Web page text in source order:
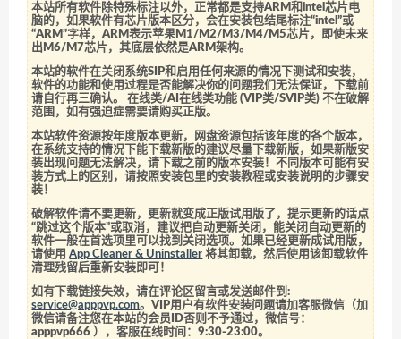
本站所有软件除特殊标注以外，正常都是支持ARM和intel芯片电
脑的，如果软件有芯片版本区分，会在安装包结尾标注“intel”或
“ARM”字样，ARM表示苹果M1/M2/M3/M4/M5芯片，即使未来
出M6/M7芯片，其底层依然是ARM架构。
本站的软件在关闭系统SIP和启用任何来源的情况下测试和安装，
软件的功能和使用过程是否能解决你的问题我们无法保证，下载前
请自行再三确认。 在线类/AI在线类功能 (VIP类/SVIP类) 不在破解
范围，如有强迫症需要请购买正版。
本站软件资源按年度版本更新，网盘资源包括该年度的各个版本，
在系统支持的情况下能下载新版的建议尽量下载新版，如果新版安
装出现问题无法解决，请下载之前的版本安装！不同版本可能有安
装方式上的区别，请按照安装包里的安装教程或安装说明的步骤安
装！
破解软件请不要更新，更新就变成正版试用版了，提示更新的话点
“跳过这个版本”或取消，建议把自动更新关闭，能关闭自动更新的
软件一般在首选项里可以找到关闭选项。如果已经更新成试用版，
请使用App Cleaner & Uninstaller 将其卸载，然后使用该卸载软件
清理残留后重新安装即可！
如有下载链接失效，请在评论区留言或发送邮件到:
service@apppvp.com。VIP用户有软件安装问题请加客服微信（加
微信请备注您在本站的会员ID否则不予通过，微信号：
apppvp666 ），客服在线时间：9:30-23:00。